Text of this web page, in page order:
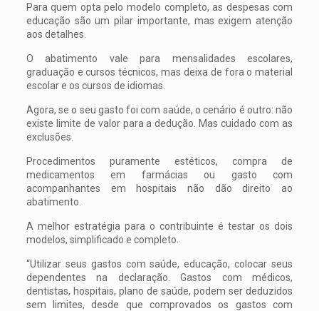
Para quem opta pelo modelo completo, as despesas com
educação são um pilar importante, mas exigem atenção
aos detalhes.
O abatimento vale para mensalidades escolares,
graduação e cursos técnicos, mas deixa de fora o material
escolar e os cursos de idiomas.
Agora, se o seu gasto foi com saúde, o cenário é outro: não
existe limite de valor para a dedução. Mas cuidado com as
exclusões.
Procedimentos puramente estéticos, compra de
medicamentos em farmácias ou gasto com
acompanhantes em hospitais não dão direito ao
abatimento.
A melhor estratégia para o contribuinte é testar os dois
modelos, simplificado e completo.
“Utilizar seus gastos com saúde, educação, colocar seus
dependentes na declaração. Gastos com médicos,
dentistas, hospitais, plano de saúde, podem ser deduzidos
sem limites, desde que comprovados os gastos com